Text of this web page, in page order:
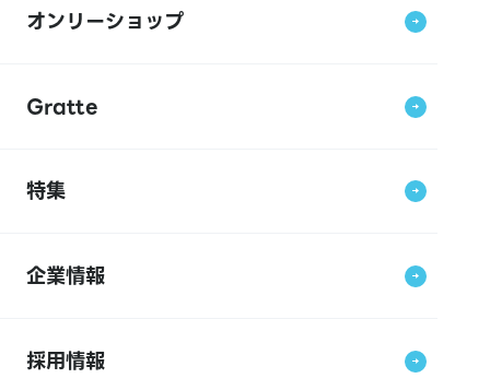
オンリーショップ
Gratte
特集
企業情報
採用情報